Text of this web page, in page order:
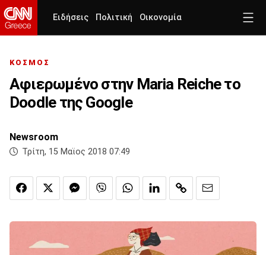
Ειδήσεις Πολιτική Οικονομία
ΚΟΣΜΟΣ
Αφιερωμένο στην Maria Reiche το
Doodle της Google
Newsroom
Τρίτη, 15 Μαϊος 2018 07:49